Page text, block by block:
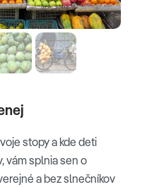
stopy a kde deti
vám splnia sen o
a bez slnečníkov